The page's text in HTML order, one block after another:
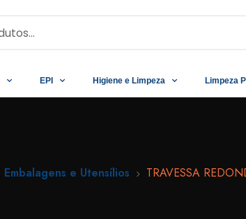
EPI Higiene e Limpeza Limpeza
Embalagens e Utensílios TRAVESSA